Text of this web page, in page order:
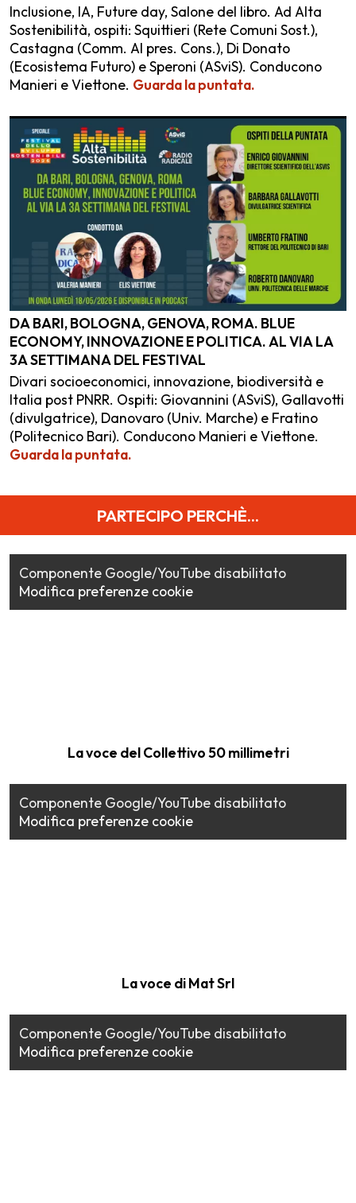
Inclusione, IA, Future day, Salone del libro. Ad Alta
Sostenibilità, ospiti: Squittieri (Rete Comuni Sost.),
Castagna (Comm. AI pres. Cons.), Di Donato
(Ecosistema Futuro) e Speroni (ASviS). Conducono
Manieri e Viettone. Guarda la puntata.
DA BARI, BOLOGNA, GENOVA, ROMA. BLUE
ECONOMY, INNOVAZIONE E POLITICA. AL VIA LA
3A SETTIMANA DEL FESTIVAL
Divari socioeconomici, innovazione, biodiversità e
Italia post PNRR. Ospiti: Giovannini (ASviS), Gallavotti
(divulgatrice), Danovaro (Univ. Marche) e Fratino
(Politecnico Bari). Conducono Manieri e Viettone.
Guarda la puntata.
PARTECIPO PERCHÈ...
Componente Google/YouTube disabilitato
Modifica preferenze cookie
La voce del Collettivo 50 millimetri
Componente Google/YouTube disabilitato
Modifica preferenze cookie
La voce di Mat Srl
Componente Google/YouTube disabilitato
Modifica preferenze cookie